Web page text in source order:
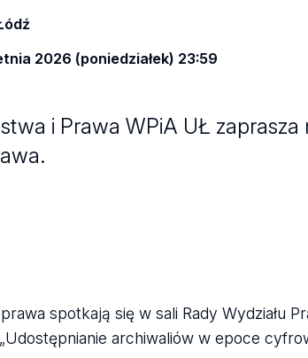
2026 (poniedziałek) 23:59
i Prawa WPiA UŁ
spotkają się w sali Rady Wydziału
archiwaliów w epoce